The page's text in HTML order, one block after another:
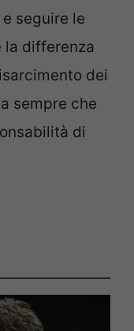
seguire le
la differenza
dei
sempre che
di